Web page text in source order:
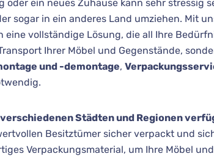
oder ein neues Zuhause kann sehr stressig
sogar in ein anderes Land umziehen. Mit
eine vollständige Lösung, die all Ihre
Ihrer Möbel und Gegenstände,
und -demontage,
Städten und Regionen
Besitztümer sicher verpackt und
Verpackungsmaterial, um Ihre Möbel